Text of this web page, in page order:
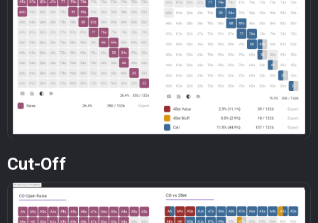
Cut-Off